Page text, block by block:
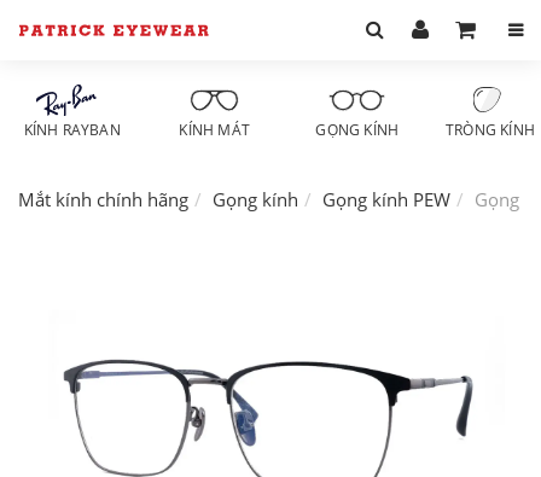
KÍNH RAYBAN KÍNH MÁT GỌNG KÍNH TRÒNG KÍNH
Mắt kính chính hãng Gọng kính Gọng kính PEW Gọng